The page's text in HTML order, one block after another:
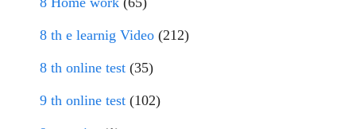
8 th e learnig Video (212)
8 th online test (35)
9 th online test (102)